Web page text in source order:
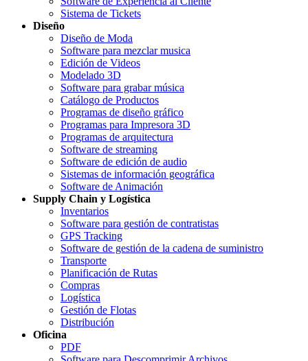
Sistema de Tickets
Diseño
Diseño de Moda
Software para mezclar musica
Edición de Videos
Modelado 3D
Software para grabar música
Catálogo de Productos
Programas de diseño gráfico
Programas para Impresora 3D
Programas de arquitectura
Software de streaming
Software de edición de audio
Sistemas de información geográfica
Software de Animación
Supply Chain y Logística
Inventarios
Software para gestión de contratistas
GPS Tracking
Software de gestión de la cadena de suministro
Transporte
Planificación de Rutas
Compras
Logística
Gestión de Flotas
Distribución
Oficina
PDF